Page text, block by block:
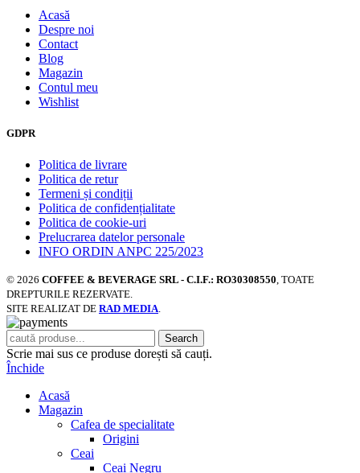
Acasă
Despre noi
Contact
Blog
Magazin
Contul meu
Wishlist
GDPR
Politica de livrare
Politica de retur
Termeni și condiții
Politica de confidențialitate
Politica de cookie-uri
Prelucrarea datelor personale
INFO ORDIN ANPC 225/2023
© 2026 COFFEE & BEVERAGE SRL - C.I.F.: RO30308550, TOATE
DREPTURILE REZERVATE.
SITE REALIZAT DE RAD MEDIA.
Search
Scrie mai sus ce produse dorești să cauți.
Închide
Acasă
Magazin
Cafea de specialitate
Origini
Ceai
Ceai Negru